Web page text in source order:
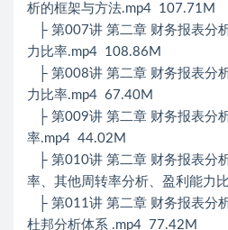
析的框架与方法.mp4 107.71M
├ 第007讲 第二章 财务报表分
力比率.mp4 108.86M
├ 第008讲 第二章 财务报表分
力比率.mp4 67.40M
├ 第009讲 第二章 财务报表分
率.mp4 44.02M
├ 第010讲 第二章 财务报表分
率、其他周转率分析、盈利能力
├ 第011讲 第二章 财务报表分
杜邦分析体系 .mp4 77.42M